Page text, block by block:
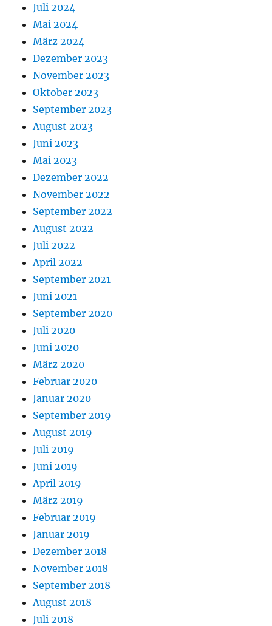
Juli 2024
Mai 2024
März 2024
Dezember 2023
November 2023
Oktober 2023
September 2023
August 2023
Juni 2023
Mai 2023
Dezember 2022
November 2022
September 2022
August 2022
Juli 2022
April 2022
September 2021
Juni 2021
September 2020
Juli 2020
Juni 2020
März 2020
Februar 2020
Januar 2020
September 2019
August 2019
Juli 2019
Juni 2019
April 2019
März 2019
Februar 2019
Januar 2019
Dezember 2018
November 2018
September 2018
August 2018
Juli 2018